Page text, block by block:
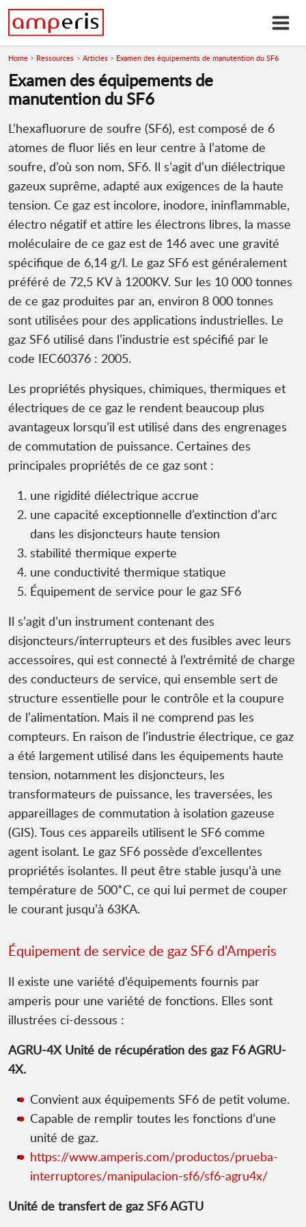
Home Ressources Articles Examen des équipements de manutention du SF6
Examen des équipements de
manutention du SF6
L’hexafluorure de soufre (SF6), est composé de 6
atomes de fluor liés en leur centre à l’atome de
soufre, d’où son nom, SF6. Il s’agit d’un diélectrique
gazeux suprême, adapté aux exigences de la haute
tension. Ce gaz est incolore, inodore, ininflammable,
électro négatif et attire les électrons libres, la masse
moléculaire de ce gaz est de 146 avec une gravité
spécifique de 6,14 g/l. Le gaz SF6 est généralement
préféré de 72,5 KV à 1200KV. Sur les 10 000 tonnes
de ce gaz produites par an, environ 8 000 tonnes
sont utilisées pour des applications industrielles. Le
gaz SF6 utilisé dans l’industrie est spécifié par le
code IEC60376 : 2005.
Les propriétés physiques, chimiques, thermiques et
électriques de ce gaz le rendent beaucoup plus
avantageux lorsqu’il est utilisé dans des engrenages
de commutation de puissance. Certaines des
principales propriétés de ce gaz sont :
une rigidité diélectrique accrue
une capacité exceptionnelle d’extinction d’arc
dans les disjoncteurs haute tension
stabilité thermique experte
une conductivité thermique statique
Équipement de service pour le gaz SF6
Il s’agit d’un instrument contenant des
disjoncteurs/interrupteurs et des fusibles avec leurs
accessoires, qui est connecté à l’extrémité de charge
des conducteurs de service, qui ensemble sert de
structure essentielle pour le contrôle et la coupure
de l’alimentation. Mais il ne comprend pas les
compteurs. En raison de l’industrie électrique, ce gaz
a été largement utilisé dans les équipements haute
tension, notamment les disjoncteurs, les
transformateurs de puissance, les traversées, les
appareillages de commutation à isolation gazeuse
(GIS). Tous ces appareils utilisent le SF6 comme
agent isolant. Le gaz SF6 possède d’excellentes
propriétés isolantes. Il peut être stable jusqu’à une
température de 500*C, ce qui lui permet de couper
le courant jusqu’à 63KA.
Équipement de service de gaz SF6 d’Amperis
Il existe une variété d’équipements fournis par
amperis pour une variété de fonctions. Elles sont
illustrées ci-dessous :
AGRU-4X Unité de récupération des gaz F6 AGRU-
4X.
Convient aux équipements SF6 de petit volume.
Capable de remplir toutes les fonctions d’une
unité de gaz.
https://www.amperis.com/productos/prueba-
interruptores/manipulacion-sf6/sf6-agru4x/
Unité de transfert de gaz SF6 AGTU